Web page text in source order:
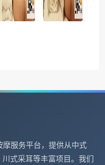
服务平台，提供从中式
式采耳等丰富项目。我们